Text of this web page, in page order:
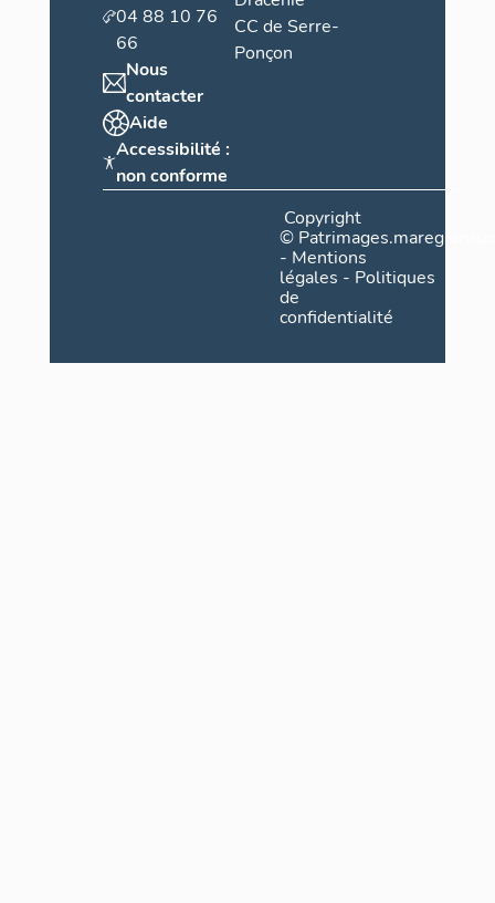
04 88 10 76
66
Nous
contacter
Aide
Accessibilité :
non conforme
CC de Serre-
Ponçon
Copyright
©
- Mentions
légales - Politiques
de
confidentialité